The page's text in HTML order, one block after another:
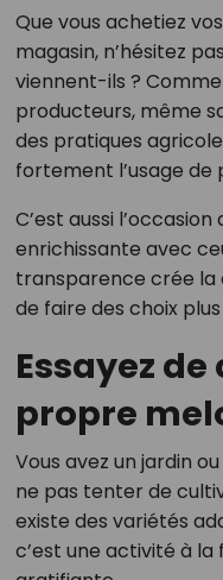
Que vous achetiez
magasin, n’hésitez
viennent-ils ?
producteurs, même
des pratiques
fortement l’usage de
C’est aussi
enrichissante avec
transparence crée la
de faire des choix
Essayez
propre
Vous avez un jardin
ne pas tenter de
existe des variétés
c’est une activité à la